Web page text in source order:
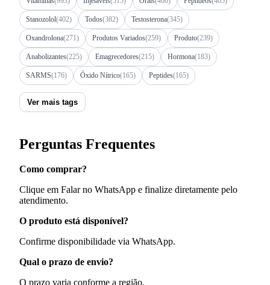
Stanozolol(402) Todos(382) Testosterona(345)
Oxandrolona(271) Produtos Variados(259) Produto(239)
Anabolizantes(225) Emagrecedores(215) Hormona(183)
SARMS(176) Óxido Nítrico(165) Peptides(165)
Ver mais tags
Perguntas Frequentes
Como comprar?
Clique em Falar no WhatsApp e finalize diretamente pelo
atendimento.
O produto está disponível?
Confirme disponibilidade via WhatsApp.
Qual o prazo de envio?
O prazo varia conforme a região.